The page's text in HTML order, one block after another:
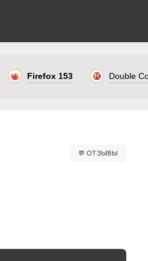
Firefox 153 Double
💬ОТЗЫВЫ